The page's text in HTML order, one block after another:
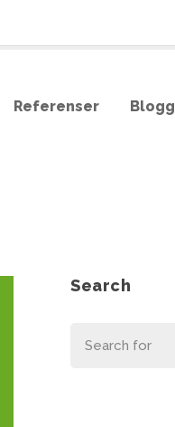
Referenser Blogg
Search